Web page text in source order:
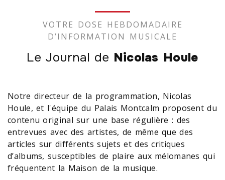
VOTRE DOSE HEBDOMADAIRE
D’INFORMATION MUSICALE
Le Journal de Nicolas Houle
Notre directeur de la programmation, Nicolas
Houle, et l'équipe du Palais Montcalm proposent du
contenu original sur une base régulière : des
entrevues avec des artistes, de même que des
articles sur différents sujets et des critiques
d’albums, susceptibles de plaire aux mélomanes qui
fréquentent la Maison de la musique.